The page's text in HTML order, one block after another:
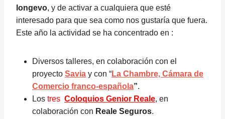
longevo, y de activar a cualquiera que esté
interesado para que sea como nos gustaría que fuera.
Este año la actividad se ha concentrado en :
Diversos talleres, en colaboración con el
proyecto Savia y con “La Chambre, Cámara de
Comercio franco-española”.
Los tres Coloquios Genior Reale, en
colaboración con Reale Seguros.